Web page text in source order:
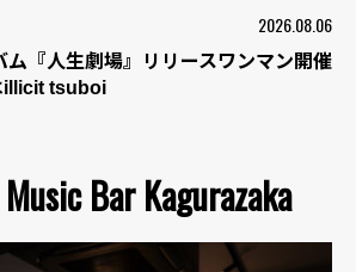
2026.08.06
ム『人生劇場』リリースワンマン開催
tsuboi
Bar Kagurazaka